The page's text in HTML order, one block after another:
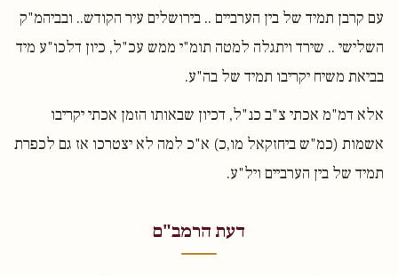
עם קרבן תמיד של בין הערביים .. בירושלים עיר הקודש.. ובביהמ"ק
השלישי .. שירד ויתגלה למטה תומ"י ממש עכ"ל, כיון דלכו"ע מיד
בביאת משיח יקריבו תמיד של בה"ע.
אלא דמ"מ אכתי צ"ב כנ"ל, דכיון שבאותו הזמן אכתי יקריבו
אשמות (כמ"ש ביחזקאל מו,כ) א"כ למה לא יצטרכו אז גם לכפרת
תמיד של בין הערביים ויל"ע.
דעת הרמב"ם